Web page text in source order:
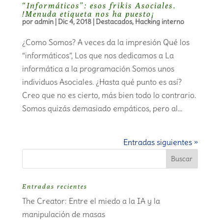
“Informáticos”: esos frikis Asociales.
!Menuda etiqueta nos ha puesto¡
poradmin| Dic 4, 2018| Destacados,Hacking interno
¿Como Somos? A veces da la impresión Qué los
“informáticos”, Los que nos dedicamos a La
informática a la programación Somos unos
individuos Asociales. ¿Hasta qué punto es así?
Creo que no es cierto, más bien todo lo contrario.
Somos quizás demasiado empáticos, pero al...
Entradas siguientes »
Entradas recientes
The Creator: Entre el miedo a la IA y la
manipulación de masas